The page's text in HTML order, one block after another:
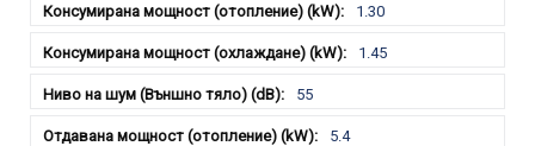
1.30
1.45
55
5.4